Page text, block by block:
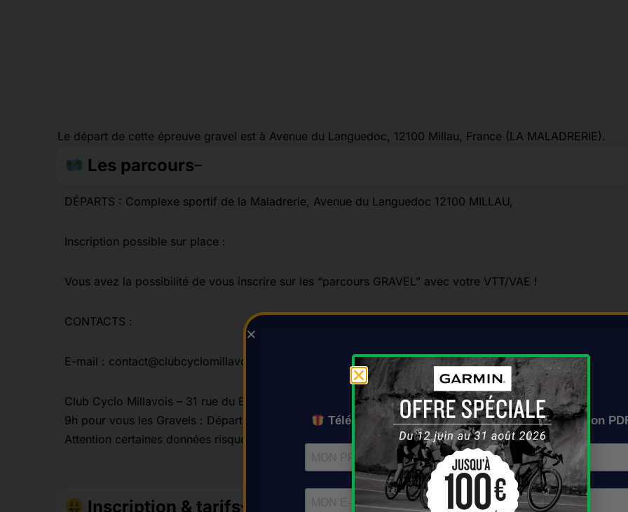
Le départ de cette épreuve gravel est à Avenue du Languedoc, 12100 Millau, France (LA MALADRERIE).
Les parcours
DÉPARTS : Complexe sportif de la Maladrerie, Avenue du Languedoc 12100 MILLAU,
Inscription possible sur place :
Vous avez la possibilité de vous inscrire sur les “parcours GRAVEL” avec votre VTT/VAE !
CONTACTS :
E-mail : contact@clubcyclomillavois.fr
Club Cyclo Millavois – 31 rue du Barry – 12100 MILLAU
9h pour vous les Gravels : Départ au complexe sportif de la Maladrerie, Avenue du Languedoc 12100
Attention certaines données risquent d'évoluer d'ici le 7 juin
Inscription & tarifs
On vous l'envoie où ?
Téléchargez gratuitement le calendrier en version